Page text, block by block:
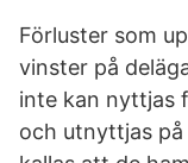
Förluster som
vinster på
inte kan nyttjas
och utnyttjas